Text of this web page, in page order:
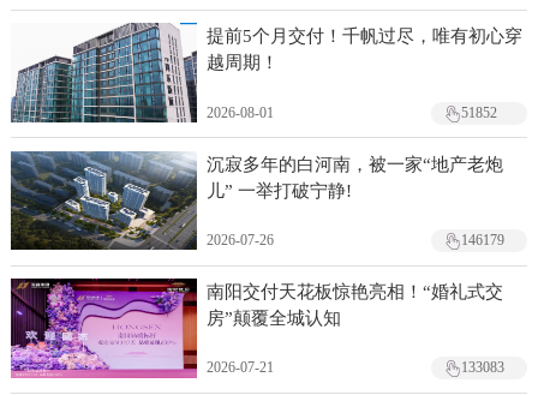
提前5个月交付！千帆过尽，唯有初心穿
越周期！
2026-08-01 51852
沉寂多年的白河南，被一家“地产老炮
儿” 一举打破宁静!
2026-07-26 146179
南阳交付天花板惊艳亮相！“婚礼式交
房”颠覆全城认知
2026-07-21 133083